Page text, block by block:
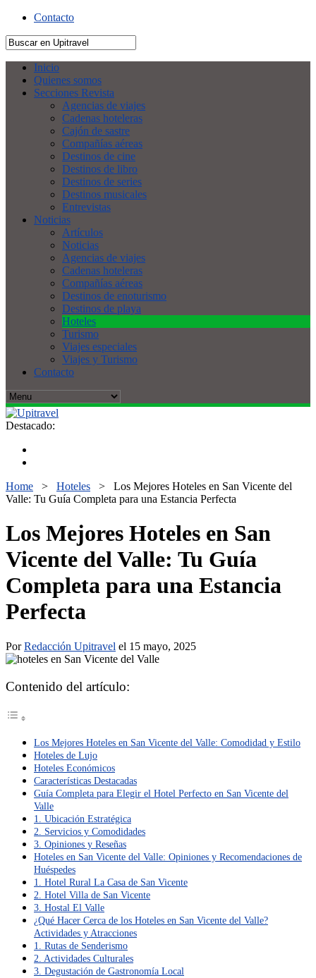
Contacto
Inicio
Quienes somos
Secciones Revista
Agencias de viajes
Cadenas hoteleras
Cajón de sastre
Compañías aéreas
Destinos de cine
Destinos de libro
Destinos de series
Destinos musicales
Entrevistas
Noticias
Artículos
Noticias
Agencias de viajes
Cadenas hoteleras
Compañías aéreas
Destinos de enoturismo
Destinos de playa
Hoteles
Turismo
Viajes especiales
Viajes y Turismo
Contacto
Destacado:
Home > Hoteles > Los Mejores Hoteles en San Vicente del
Valle: Tu Guía Completa para una Estancia Perfecta
Los Mejores Hoteles en San
Vicente del Valle: Tu Guía
Completa para una Estancia
Perfecta
PorRedacción Upitravel el 15 mayo, 2025
Contenido del artículo:
Los Mejores Hoteles en San Vicente del Valle: Comodidad y Estilo
Hoteles de Lujo
Hoteles Económicos
Características Destacadas
Guía Completa para Elegir el Hotel Perfecto en San Vicente del
Valle
1. Ubicación Estratégica
2. Servicios y Comodidades
3. Opiniones y Reseñas
Hoteles en San Vicente del Valle: Opiniones y Recomendaciones de
Huéspedes
1. Hotel Rural La Casa de San Vicente
2. Hotel Villa de San Vicente
3. Hostal El Valle
¿Qué Hacer Cerca de los Hoteles en San Vicente del Valle?
Actividades y Atracciones
1. Rutas de Senderismo
2. Actividades Culturales
3. Degustación de Gastronomía Local